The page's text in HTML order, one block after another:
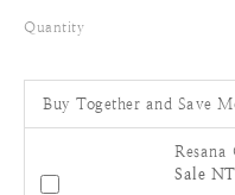
Quantity
Buy Together and Save
Resana
Sale